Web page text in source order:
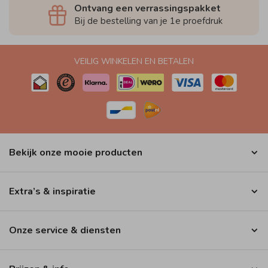
Ontvang een verrassingspakket
Bij de bestelling van je 1e proefdruk
VEILIG WINKELEN EN BETALEN
Bekijk onze mooie producten
Extra’s & inspiratie
Onze service & diensten